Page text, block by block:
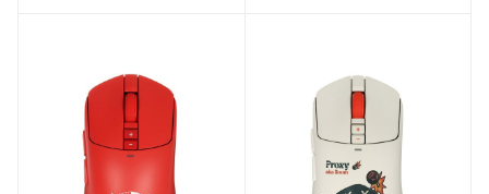
Длина кабеля
Длина кабеля